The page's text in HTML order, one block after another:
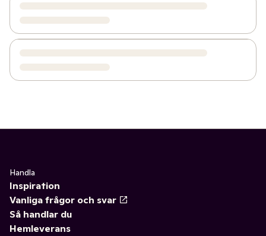
Handla
Inspiration
Vanliga frågor och svar
Så handlar du
Hemleverans